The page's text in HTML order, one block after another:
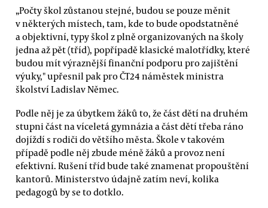
„Počty škol zůstanou stejné, budou se pouze měnit
v některých místech, tam, kde to bude opodstatněné
a objektivní, typy škol z plně organizovaných na školy
jedna až pět (tříd), popřípadě klasické malotřídky, které
budou mít výraznější finanční podporu pro zajištění
výuky," upřesnil pak pro ČT24 náměstek ministra
školství Ladislav Němec.
Podle něj je za úbytkem žáků to, že část dětí na druhém
stupni část na víceletá gymnázia a část dětí třeba ráno
dojíždí s rodiči do většího města. Škole v takovém
případě podle něj zbude méně žáků a provoz není
efektivní. Rušení tříd bude také znamenat propouštění
kantorů. Ministerstvo údajně zatím neví, kolika
pedagogů by se to dotklo.